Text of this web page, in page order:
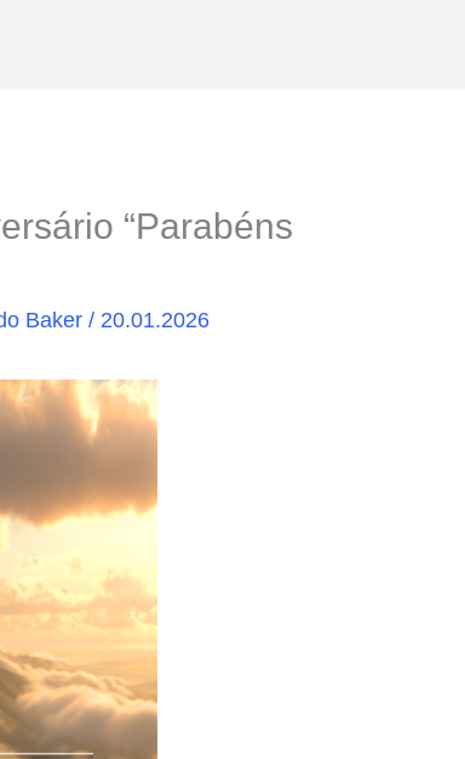
“Parabéns
Baker/ 20.01.2026